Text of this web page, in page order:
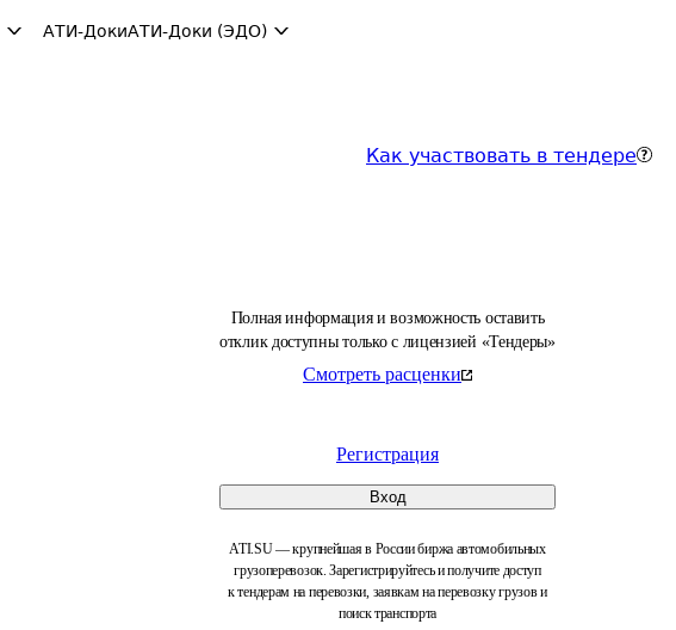
АТИ-ДокиАТИ-Доки (ЭДО)
Как участвовать в тендере
Полная информация и возможность оставить
отклик доступны только с лицензией «Тендеры»
Смотреть расценки
Регистрация
Вход
ATI.SU — крупнейшая в России биржа автомобильных
грузоперевозок. Зарегистрируйтесь и получите доступ
к тендерам на перевозки, заявкам на перевозку грузов и
поиск транспорта